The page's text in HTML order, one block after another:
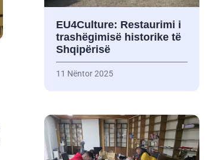
EU4Culture: Restaurimi i
trashëgimisë historike të
Shqipërisë
11 Nëntor 2025